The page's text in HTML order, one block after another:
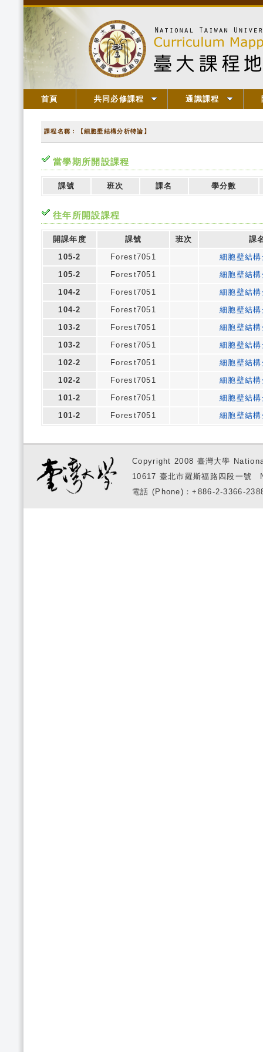
首頁 共同必修課程 通識課程
課程名稱：【細胞壁結構分析特論】
當學期所開設課程
課號 班次 課名 學分數
往年所開設課程
開課年度 課號 班次
課
105-2
Forest7051
細胞壁結
105-2
Forest7051
細胞壁結
104-2
Forest7051
細胞壁結
104-2
Forest7051
細胞壁結
103-2
Forest7051
細胞壁結
103-2
Forest7051
細胞壁結
102-2
Forest7051
細胞壁結
102-2
Forest7051
細胞壁結
101-2
Forest7051
細胞壁結
101-2
Forest7051 細胞壁結
Copyright 2008 臺灣大學
10617 臺北市羅斯福路四段一
電話 (Phone)：+886-2-3366-